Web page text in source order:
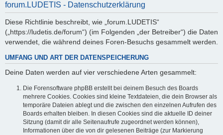
forum.LUDETIS - Datenschutzerklärung
Diese Richtlinie beschreibt, wie „forum.LUDETIS“
(„https://ludetis.de/forum“) (im Folgenden „der Betreiber“) die Daten
verwendet, die während deines Foren-Besuchs gesammelt werden.
UMFANG UND ART DER DATENSPEICHERUNG
Deine Daten werden auf vier verschiedene Arten gesammelt:
Die Forensoftware phpBB erstellt bei deinem Besuch des Boards
mehrere Cookies. Cookies sind kleine Textdateien, die dein Browser als
temporäre Dateien ablegt und die zwischen den einzelnen Aufrufen des
Boards erhalten bleiben. In diesen Cookies sind die aktuelle ID deiner
Sitzung (damit dir alle Seitenaufrufe zugeordnet werden können),
Informationen über die von dir gelesenen Beiträge (zur Markierung